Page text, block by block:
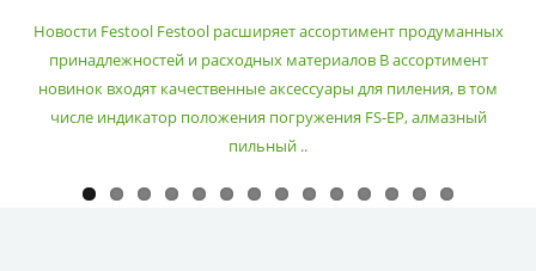
Новости Festool Festool расширяет ассортимент продуманных
принадлежностей и расходных материалов В ассортимент
новинок входят качественные аксессуары для пиления, в том
числе индикатор положения погружения FS-EP, алмазный
пильный ..